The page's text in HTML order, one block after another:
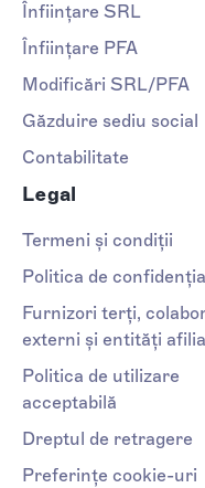
Înființare SRL
Înființare PFA
Modificări SRL/PFA
Găzduire sediu social
Contabilitate
Legal
Termeni și condiții
Politica de
Furnizori terți,
externi și entități
Politica de utilizare
acceptabilă
Dreptul de retragere
Preferințe cookie-uri